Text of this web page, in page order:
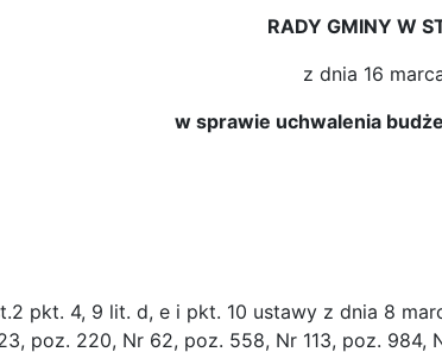
RADY GMINY W
z dnia 16
w sprawie uchwalenia
pkt. 4, 9 lit. d, e i pkt. 10 ustawy z dnia 8
poz. 220, Nr 62, poz. 558, Nr 113, poz. 984,